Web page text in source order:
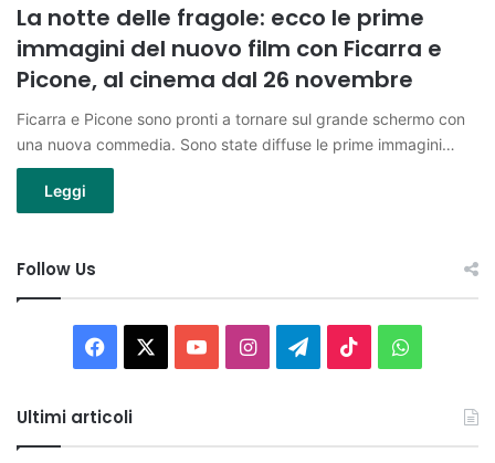
La notte delle fragole: ecco le prime
immagini del nuovo film con Ficarra e
Picone, al cinema dal 26 novembre
Ficarra e Picone sono pronti a tornare sul grande schermo con
una nuova commedia. Sono state diffuse le prime immagini…
Leggi
Follow Us
Facebook You InstagramTelegram
TikTok
Ultimi articoli